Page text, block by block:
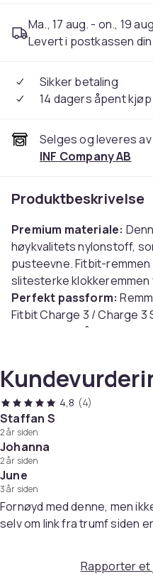
Ma., 17 aug. - on., 19
Levert i postkassen din
Sikker betaling
14 dagers åpent kjøp
Selges og leveres av
INF Company AB
Produktbeskrivelse
Premium materiale:
høykvalitets nylonstoff,
pusteevne. Fitbit-remmen
slitesterke
Perfekt passform:
Fitbit Charge 3 / Charge 3
treningsarmbånd. Med
individuelt til håndleddets
borrelås.
Enkelt å bytte:
Det er
trenger ikke verktøy.
klemmer i begge ender,
sikkert. Endre stilen på
Spesifikasjoner
Materiale: Nylon
Kompatibel med: Fitbit
4,8 (4)
Staffan S
2 år siden
Johanna
2 år siden
June
3 år siden
Fornøyd med denne, men
selv om link fra trumf siden
Rapporter et